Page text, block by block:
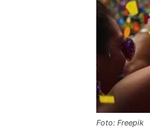
Foto: Freepik